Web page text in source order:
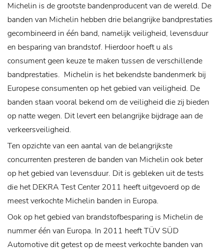
Michelin is de grootste bandenproducent van de wereld. De
banden van Michelin hebben drie belangrijke bandprestaties
gecombineerd in één band, namelijk veiligheid, levensduur
en besparing van brandstof. Hierdoor hoeft u als
consument geen keuze te maken tussen de verschillende
bandprestaties. Michelin is het bekendste bandenmerk bij
Europese consumenten op het gebied van veiligheid. De
banden staan vooral bekend om de veiligheid die zij bieden
op natte wegen. Dit levert een belangrijke bijdrage aan de
verkeersveiligheid.
Ten opzichte van een aantal van de belangrijkste
concurrenten presteren de banden van Michelin ook beter
op het gebied van levensduur. Dit is gebleken uit de tests
die het DEKRA Test Center 2011 heeft uitgevoerd op de
meest verkochte Michelin banden in Europa.
Ook op het gebied van brandstofbesparing is Michelin de
nummer één van Europa. In 2011 heeft TÜV SÜD
Automotive dit getest op de meest verkochte banden van